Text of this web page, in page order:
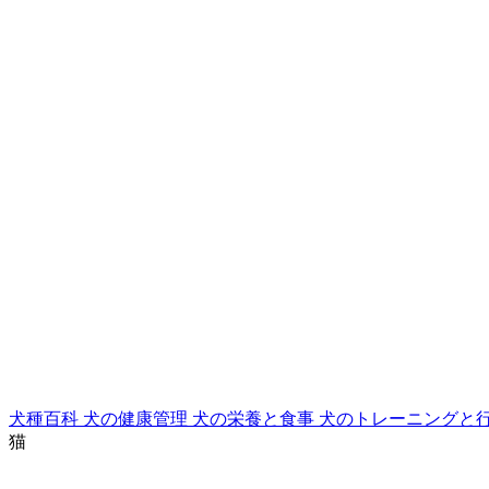
犬種百科 犬の健康管理 犬の栄養と食事 犬のトレーニングと
猫